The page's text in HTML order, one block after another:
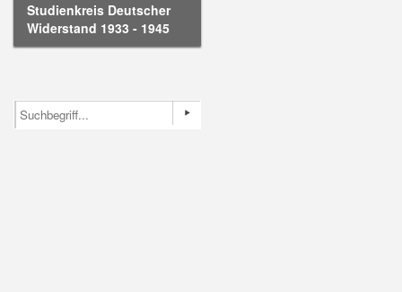
Studienkreis Deutscher
Widerstand 1933 - 1945